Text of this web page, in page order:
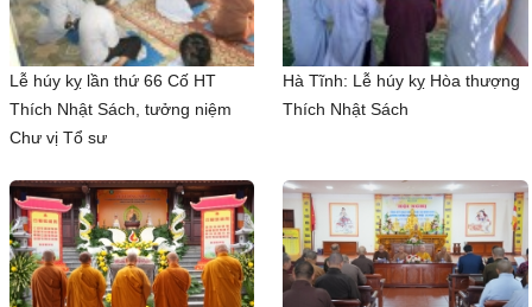
Lễ húy kỵ lần thứ 66 Cố HT
Thích Nhật Sách, tưởng niệm
Chư vị Tổ sư
Hà Tĩnh: Lễ húy kỵ Hòa thượng
Thích Nhật Sách